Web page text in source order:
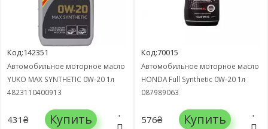
Код:142351
Автомобильное моторное масло
YUKO MAX SYNTHETIC 0W-20 1л
4823110400913
431₴ Купить
Код:70015
Автомобильное моторное масло
HONDA Full Synthetic 0W-20 1л
087989063
576₴ Купить